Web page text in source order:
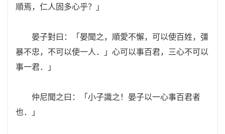
順焉，仁人固多心乎？」
晏子對曰：「晏聞之，順愛不懈，可以使百姓，彊
暴不忠，不可以使一人．」心可以事百君，三心不可以
事一君．」
仲尼聞之曰：「小子識之！晏子以一心事百君者
也．」